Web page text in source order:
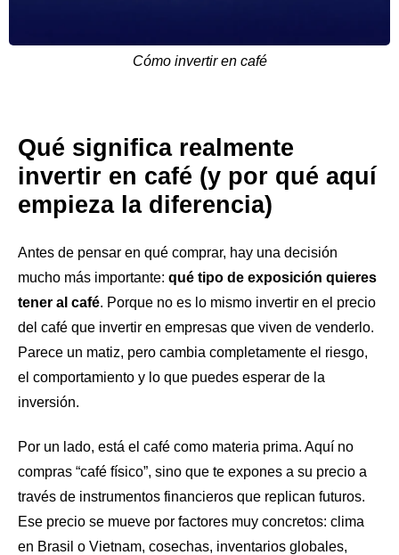
Cómo invertir en café
Qué significa realmente
invertir en café (y por qué aquí
empieza la diferencia)
Antes de pensar en qué comprar, hay una decisión
mucho más importante: qué tipo de exposición quieres
tener al café. Porque no es lo mismo invertir en el precio
del café que invertir en empresas que viven de venderlo.
Parece un matiz, pero cambia completamente el riesgo,
el comportamiento y lo que puedes esperar de la
inversión.
Por un lado, está el café como materia prima. Aquí no
compras “café físico”, sino que te expones a su precio a
través de instrumentos financieros que replican futuros.
Ese precio se mueve por factores muy concretos: clima
en Brasil o Vietnam, cosechas, inventarios globales,